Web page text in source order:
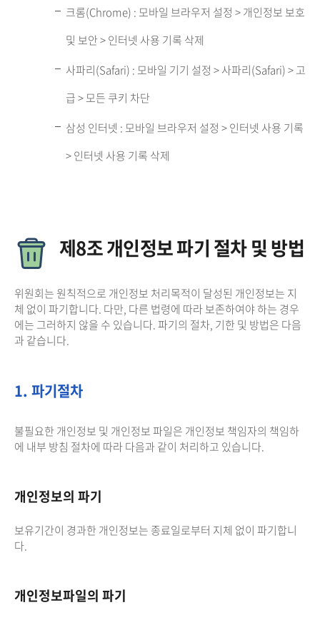
크롬(Chrome) : 모바일 브라우저 설정 > 개인정보 보호
및 보안 > 인터넷 사용 기록 삭제
사파리(Safari) : 모바일 기기 설정 > 사파리(Safari) > 고
급 > 모든 쿠키 차단
삼성 인터넷 : 모바일 브라우저 설정 > 인터넷 사용 기록
> 인터넷 사용 기록 삭제
제8조 개인정보 파기 절차 및 방법
위원회는 원칙적으로 개인정보 처리목적이 달성된 개인정보는 지
체 없이 파기합니다. 다만, 다른 법령에 따라 보존하여야 하는 경우
에는 그러하지 않을 수 있습니다. 파기의 절차, 기한 및 방법은 다음
과 같습니다.
1. 파기절차
불필요한 개인정보 및 개인정보 파일은 개인정보 책임자의 책임하
에 내부 방침 절차에 따라 다음과 같이 처리하고 있습니다.
개인정보의 파기
보유기간이 경과한 개인정보는 종료일로부터 지체 없이 파기합니
다.
개인정보파일의 파기